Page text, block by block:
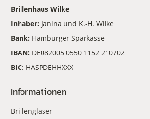
Brillenhaus Wilke
Inhaber: Janina und K.-H. Wilke
Bank: Hamburger Sparkasse
IBAN: DE082005 0550 1152 210702
BIC: HASPDEHHXXX
Informationen
Brillengläser